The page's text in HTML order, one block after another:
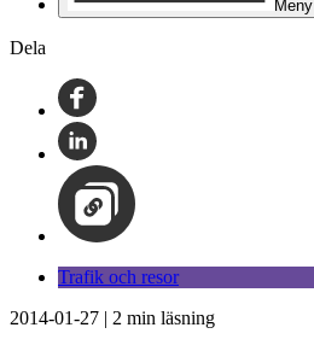
Meny
Dela
Trafik och resor
2014-01-27 | 2 min läsning